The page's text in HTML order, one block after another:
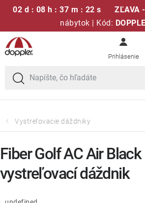
02 d : 08 h : 37 m : 22 s ZĽAVA
nábytok | Kód:
Prejsť
na
obsah
Sedacie súpravy
Slnečníky
Polstre a sedáky
Vystreľovacie dáždniky
Fiber Golf AC Air Black
vystreľovací dáždnik